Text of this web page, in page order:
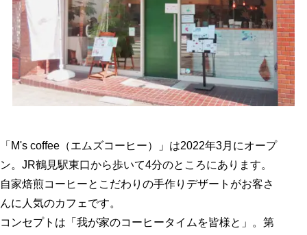
「M's coffee（エムズコーヒー）」は2022年3月にオープ
ン。JR鶴見駅東口から歩いて4分のところにあります。
自家焙煎コーヒーとこだわりの手作りデザートがお客さ
んに人気のカフェです。
コンセプトは「我が家のコーヒータイムを皆様と」。第